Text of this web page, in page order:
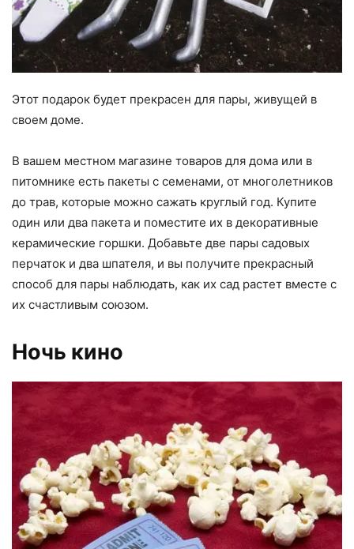
Этот подарок будет прекрасен для пары, живущей в
своем доме.
В вашем местном магазине товаров для дома или в
питомнике есть пакеты с семенами, от многолетников
до трав, которые можно сажать круглый год. Купите
один или два пакета и поместите их в декоративные
керамические горшки. Добавьте две пары садовых
перчаток и два шпателя, и вы получите прекрасный
способ для пары наблюдать, как их сад растет вместе с
их счастливым союзом.
Ночь кино